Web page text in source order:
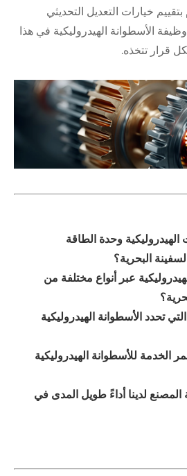
خيارات التعديل التحديثي
الأسطوانة الهيدروليكية في هذا
قرار تتخذه.
وحدة الطاقة
البحرية؟
عبر أنواع مختلفة من
تحدد الأسطوانة الهيدروليكية
الخدمة للأسطوانة الهيدروليكية
لدينا أداءً طويل المدى في